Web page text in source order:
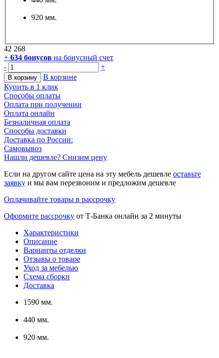
920 мм.
42 268
+ 634 бонусов на бонусный счет
-
+
В корзину
В корзине
Купить в 1 клик
Способы оплаты
Оплата при получении
Оплата онлайн
Безналичная оплата
Способы доставки
Доставка по России:
Самовывоз
Нашли дешевле? Снизим цену
Если на другом сайте цена на эту мебель дешевле оставьте
заявку и мы вам перезвоним и предложим дешевле
Оплачивайте товары в рассрочку
Оформите рассрочку от Т-Банка онлайн за 2 минуты
Характеристики
Описание
Варианты отделки
Отзывы о товаре
Уход за мебелью
Схема сборки
Доставка
1590 мм.
440 мм.
920 мм.